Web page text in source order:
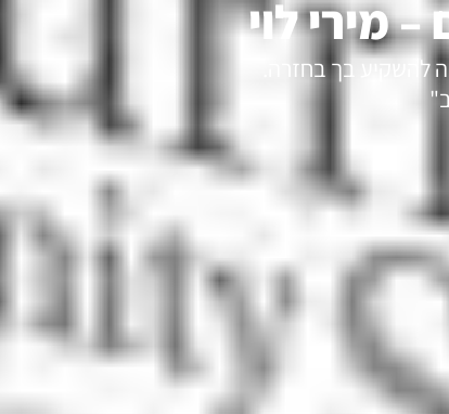
להשקיע בך בחזרה.